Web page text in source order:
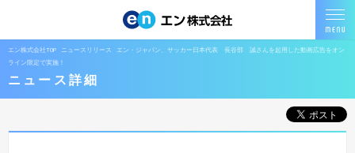
エン株式会社TOP ニュースリリース
エン・ジャパン、サッカー日本代表 長谷部 誠さんを起用した動画広告をオン
ライン限定で実施！
ニュース詳細